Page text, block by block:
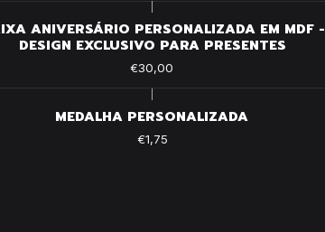
ANIVERSÁRIO PERSONALIZADA EM MDF -
DESIGN EXCLUSIVO PARA PRESENTES
€30,00
MEDALHA PERSONALIZADA
€1,75